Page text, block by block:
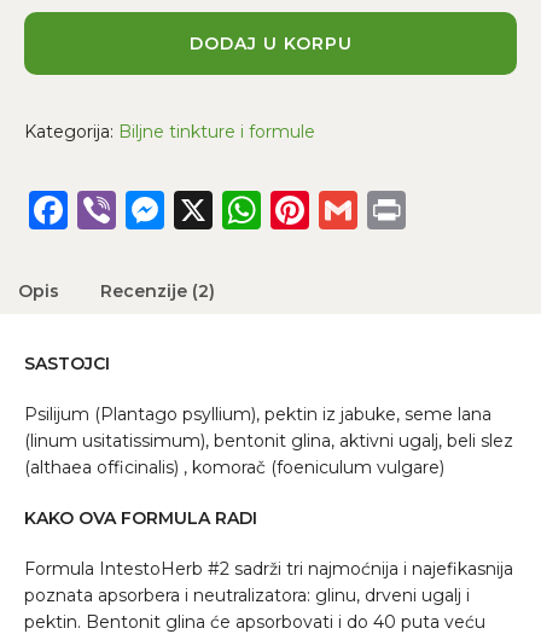
#2)
DODAJ U KORPU
Kategorija: Biljne tinkture i formule
Facebook
ViberMessenger
X WhatsApp
Pinterest
Gmail
Opis Recenzije (2)
SASTOJCI
Psilijum (Plantago psyllium), pektin iz jabuke, seme lana
(linum usitatissimum), bentonit glina, aktivni ugalj, beli slez
(althaea officinalis) , komorač (foeniculum vulgare)
KAKO OVA FORMULA RADI
Formula IntestoHerb #2 sadrži tri najmoćnija i najefikasnija
poznata apsorbera i neutralizatora: glinu, drveni ugalj i
pektin. Bentonit glina će apsorbovati i do 40 puta veću